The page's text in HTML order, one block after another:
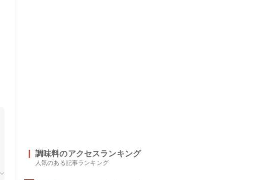
調味料のアクセスランキング
人気のある記事ランキング